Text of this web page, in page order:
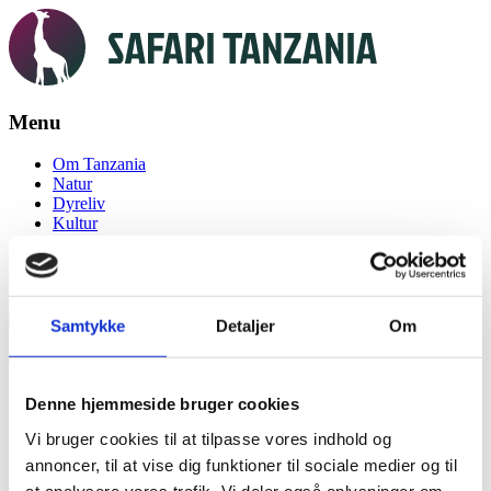
Samtykke Detaljer Om
Denne hjemmeside bruger cookies
Vi bruger cookies til at tilpasse vores indhold og
annoncer, til at vise dig funktioner til sociale medier og til
Menu
Skip
content
Om Tanzania
Natur
Dyreliv
Kultur
Tanzania Rejser
Blog
Published onFebruary 18, 2021 inThe Ugly Five
(3405 × 2641)
Previous